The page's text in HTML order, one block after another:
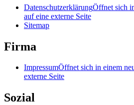
DatenschutzerklärungÖffnet sich
auf eine externe Seite
Sitemap
Firma
ImpressumÖffnet sich in einem
externe Seite
Sozial